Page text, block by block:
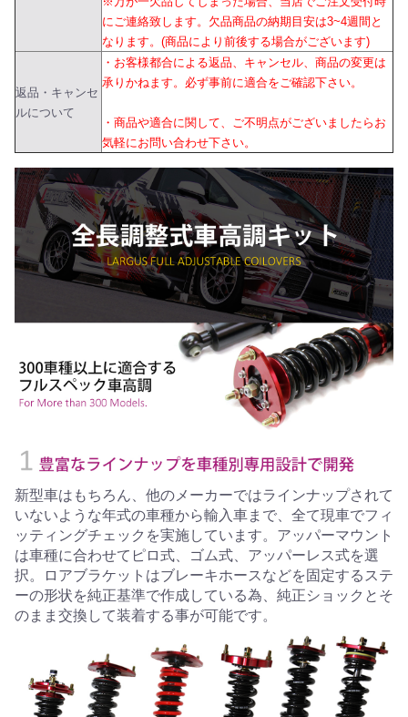
にご連絡致します。欠品商品の納期目安は3~4週間と
なります。(商品により前後する場合がございます)
返品・キャンセ
ルについて
・お客様都合による返品、キャンセル、商品の変更は
承りかねます。必ず事前に適合をご確認下さい。
・商品や適合に関して、ご不明点がございましたらお
気軽にお問い合わせ下さい。
新型車はもちろん、他のメーカーではラインナップされて
いないような年式の車種から輸入車まで、全て現車でフィ
ッティングチェックを実施しています。アッパーマウント
は車種に合わせてピロ式、ゴム式、アッパーレス式を選
択。ロアブラケットはブレーキホースなどを固定するステ
ーの形状を純正基準で作成している為、純正ショックとそ
のまま交換して装着する事が可能です。